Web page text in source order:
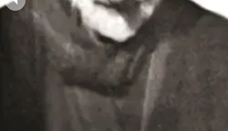
هاشم حداد در كربلا
تصویر مرحوم سید هاشم حدّاد
در اطاق بیرونی منزل